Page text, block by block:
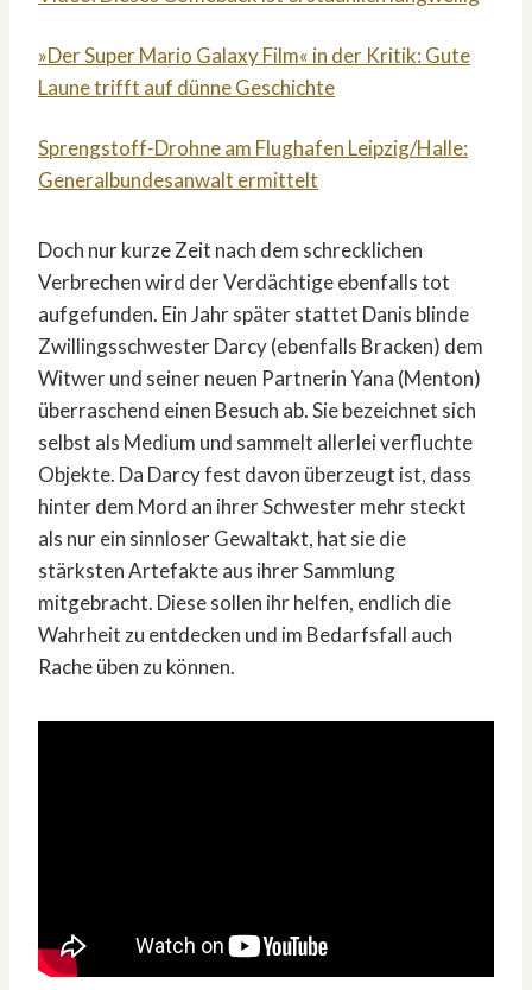
»Der Super Mario Galaxy Film« in der Kritik: Gute
Laune trifft auf dünne Geschichte
Sprengstoff-Drohne am Flughafen Leipzig/Halle:
Generalbundesanwalt ermittelt
Doch nur kurze Zeit nach dem schrecklichen
Verbrechen wird der Verdächtige ebenfalls tot
aufgefunden. Ein Jahr später stattet Danis blinde
Zwillingsschwester Darcy (ebenfalls Bracken) dem
Witwer und seiner neuen Partnerin Yana (Menton)
überraschend einen Besuch ab. Sie bezeichnet sich
selbst als Medium und sammelt allerlei verfluchte
Objekte. Da Darcy fest davon überzeugt ist, dass
hinter dem Mord an ihrer Schwester mehr steckt
als nur ein sinnloser Gewaltakt, hat sie die
stärksten Artefakte aus ihrer Sammlung
mitgebracht. Diese sollen ihr helfen, endlich die
Wahrheit zu entdecken und im Bedarfsfall auch
Rache üben zu können.